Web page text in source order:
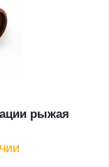
рыжая